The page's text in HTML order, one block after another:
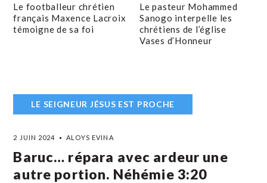
Le footballeur chrétien
français Maxence Lacroix
témoigne de sa foi
Le pasteur Mohammed
Sanogo interpelle les
chrétiens de l’église
Vases d’Honneur
LE SEIGNEUR JÉSUS EST PROCHE
2 JUIN 2024 ALOYS EVINA
Baruc… répara avec ardeur une
autre portion. Néhémie 3:20